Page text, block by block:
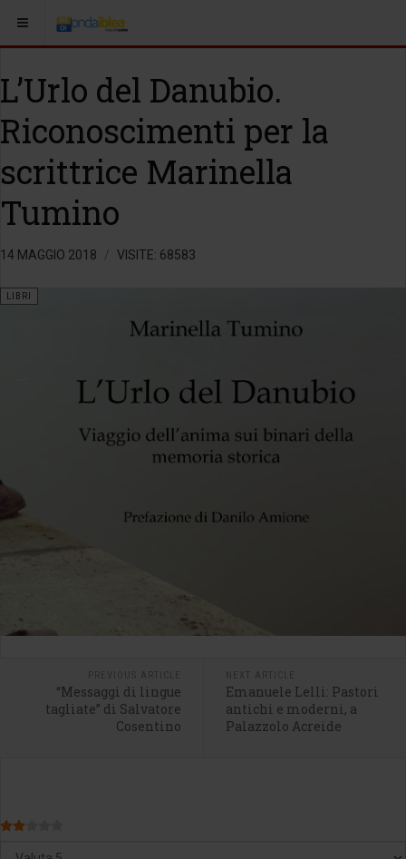
L’Urlo del Danubio.
Riconoscimenti per la
scrittrice Marinella
Tumino
14 MAGGIO 2018 VISITE: 68583
LIBRI
PREVIOUS ARTICLE
“Messaggi di lingue
tagliate” di Salvatore
Cosentino
NEXT ARTICLE
Emanuele Lelli: Pastori
antichi e moderni, a
Palazzolo Acreide
Valutazione attuale:
Valuta